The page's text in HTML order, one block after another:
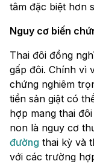
tâm đặc biệt hơn
Nguy cơ biến
Thai đôi đồng
gấp đôi. Chính vì
chứng nghiêm
tiền sản giật có
hợp mang thai
non là nguy cơ
đường thai kỳ và
với các trường